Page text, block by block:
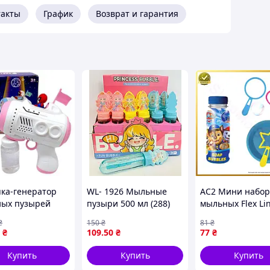
График Возврат и гарантия
генератор
пузырей
₴
Купить
WL- 1926 Мыльные
пузыри 500 мл (288)
109.50 ₴
150₴
Купить
AC2 Мини набор
мыльных Flex
объем 150 мл для
детей веселье и
развлечения
DE
77 ₴
81₴
Купить